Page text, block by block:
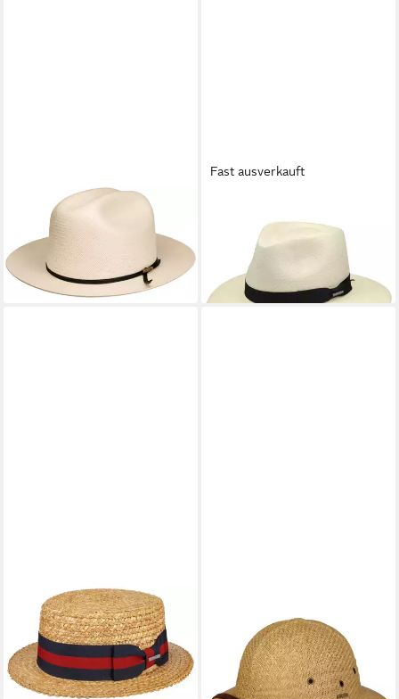
STETSON
Strohhut Formstabiler
Western Toyo mit UPF 40+
249,00 €
lieferbar - in 3-4 Werktagen bei dir
Fast ausverkauft
Sonnenhut (1-St) Herrenhut
mit Ripsband
119,00 €
lieferbar - in 3-4 Werktagen bei dir
STETSON
Strohhut Kreissäge Boater
Wheat fest
99,00 €
lieferbar - in 3-4 Werktagen bei dir
Sonnenhut (1-St) Strohhut
99,00 €
lieferbar - in 3-4 Werktagen bei dir